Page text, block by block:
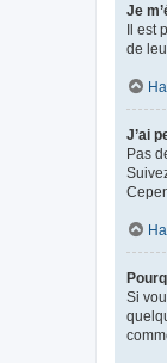
Je
Il est
de
J’ai
Pas
Si